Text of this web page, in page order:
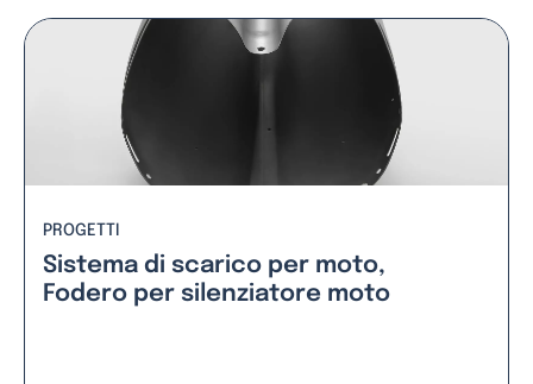
PROGETTI
Sistema di scarico per moto,
Fodero per silenziatore moto